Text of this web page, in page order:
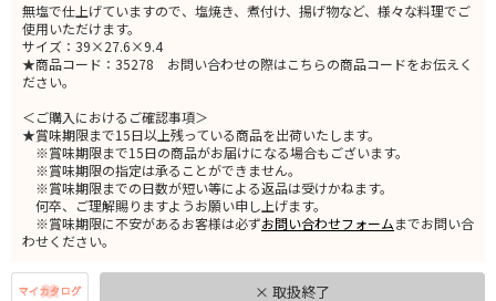
無塩で仕上げていますので、塩焼き、煮付け、揚げ物など、様々な料理でご
使用いただけます。
サイズ：39×27.6×9.4
★商品コード：35278 お問い合わせの際はこちらの商品コードをお伝えく
ださい。
＜ご購入におけるご確認事項＞
★賞味期限まで15日以上残っている商品を出荷いたします。
※賞味期限まで15日の商品がお届けになる場合もございます。
※賞味期限の指定は承ることができません。
※賞味期限までの日数が短い等による返品は受けかねます。
何卒、ご理解賜りますようお願い申し上げます。
※賞味期限に不安があるお客様は必ずお問い合わせフォームまでお問い合
わせください。
× 取扱終了